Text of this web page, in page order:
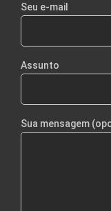
Seu e-mail
Assunto
Sua mensagem